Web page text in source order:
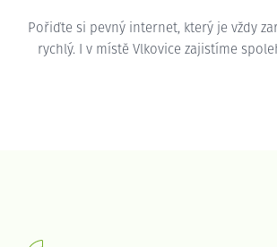
Pořiďte si pevný internet, který je vždy
rychlý. I v místě Vlkovice zajistíme